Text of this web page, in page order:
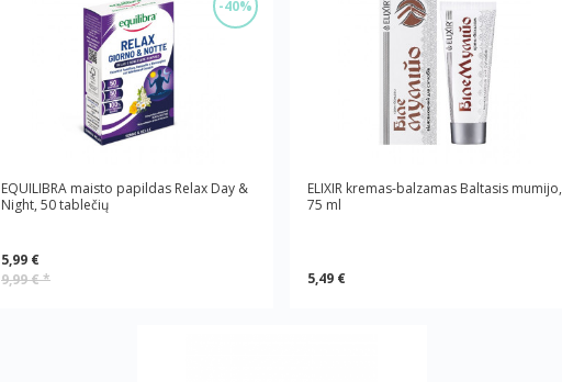
-40%
EQUILIBRA maisto papildas Relax Day &
Night, 50 tablečių
5,99 €
9,99 €*
ELIXIR kremas-balzamas Baltasis mumijo,
75 ml
5,49 €